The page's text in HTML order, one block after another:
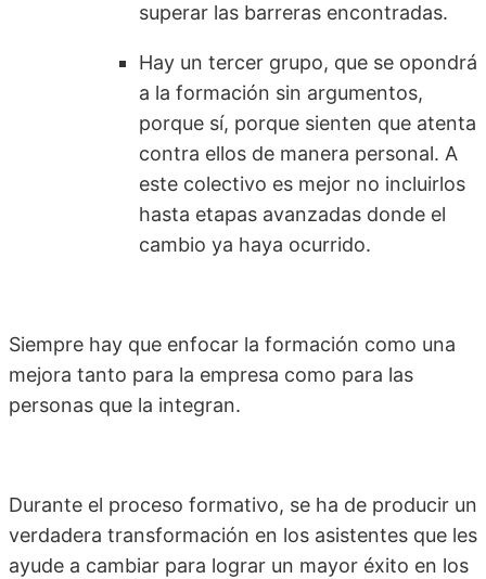
superar las barreras encontradas.
Hay un tercer grupo, que se opondrá
a la formación sin argumentos,
porque sí, porque sienten que atenta
contra ellos de manera personal. A
este colectivo es mejor no incluirlos
hasta etapas avanzadas donde el
cambio ya haya ocurrido.
Siempre hay que enfocar la formación como una
mejora tanto para la empresa como para las
personas que la integran.
Durante el proceso formativo, se ha de producir un
verdadera transformación en los asistentes que les
ayude a cambiar para lograr un mayor éxito en los